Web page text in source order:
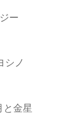
ー
シノ
と金星